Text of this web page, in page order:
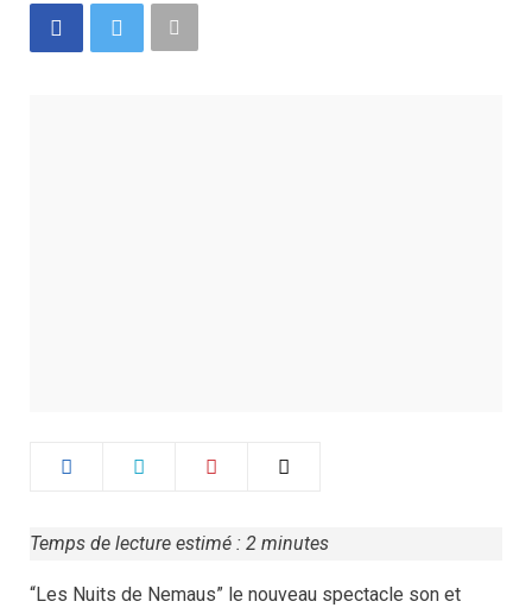
Temps de lecture estimé : 2 minutes
“Les Nuits de Nemaus” le nouveau spectacle son et